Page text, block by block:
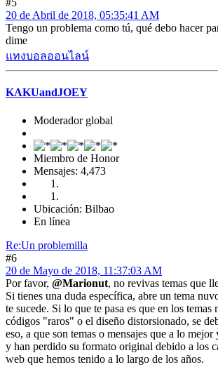
#5
20 de Abril de 2018, 05:35:41 AM
Tengo un problema como tú, qué debo hacer
dime
แทงบอลออนไลน์
KAKUandJOEY
Moderador global
Miembro de Honor
Mensajes: 4,473
Ubicación: Bilbao
En línea
Re:Un problemilla
#6
20 de Mayo de 2018, 11:37:03 AM
Por favor, @Marionut, no revivas temas que
Si tienes una duda específica, abre un tema
te sucede. Si lo que te pasa es que en los temas
códigos "raros" o el diseño distorsionado, se
eso, a que son temas o mensajes que a lo mejor
y han perdido su formato original debido a los
web que hemos tenido a lo largo de los años.